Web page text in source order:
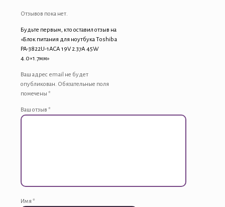
Отзывов пока нет.
Будьте первым, кто оставил отзыв на
«Блок питания для ноутбука Toshiba
PA-3822U-1ACA 19V 2.37A 45W
4.0×1.7мм»
Ваш адрес email не будет
опубликован. Обязательные поля
помечены *
Ваш отзыв *
Имя *